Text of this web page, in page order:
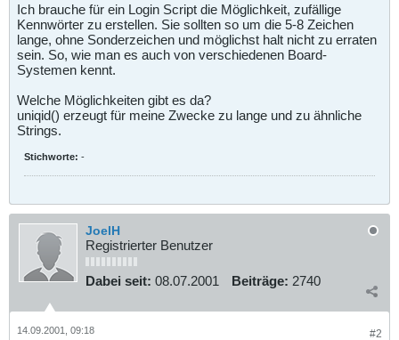
Ich brauche für ein Login Script die Möglichkeit, zufällige
Kennwörter zu erstellen. Sie sollten so um die 5-8 Zeichen
lange, ohne Sonderzeichen und möglichst halt nicht zu erraten
sein. So, wie man es auch von verschiedenen Board-
Systemen kennt.
Welche Möglichkeiten gibt es da?
uniqid() erzeugt für meine Zwecke zu lange und zu ähnliche
Strings.
Stichworte: -
JoelH
Registrierter Benutzer
Dabei seit: 08.07.2001 Beiträge: 2740
#2
14.09.2001, 09:18